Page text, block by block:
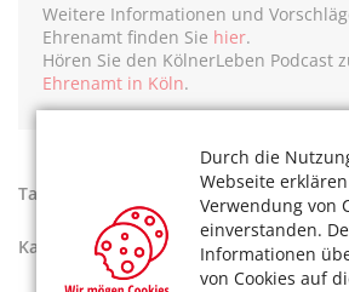
Durch die
Webseite
Verwendung von
einverstanden.
Informationen
von Cookies auf
Weitere Informationen und
Ehrenamt finden Sie hier.
Hören Sie den KölnerLeben Podcast
Ehrenamt in Köln.
Tags: Museum
Kategorien: Ehrenamt